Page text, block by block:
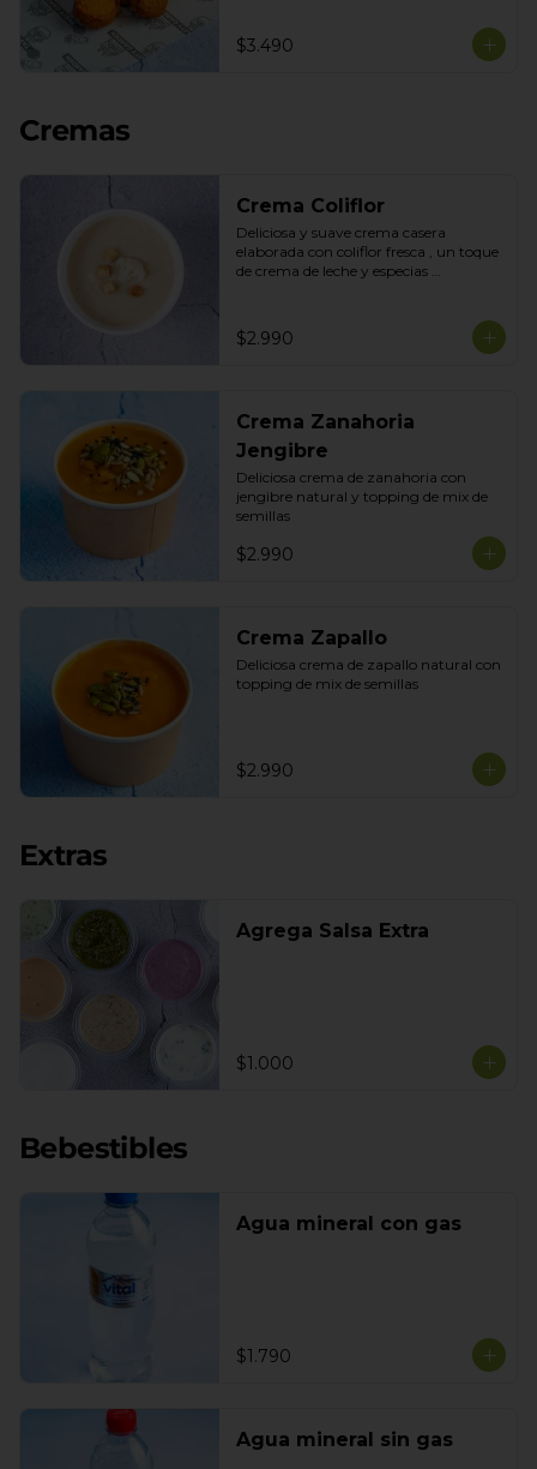
perfecto.
$3.490
Cremas
Crema Coliflor
Deliciosa y suave crema casera
elaborada con coliflor fresca , un toque
de crema de leche y especias
$2.990
Crema Zanahoria
Jengibre
Deliciosa crema de zanahoria con
jengibre natural y topping de mix de
semillas
$2.990
Crema Zapallo
Deliciosa crema de zapallo natural con
topping de mix de semillas
$2.990
Extras
Agrega Salsa Extra
$1.000
Bebestibles
Agua mineral con gas
$1.790
Agua mineral sin gas